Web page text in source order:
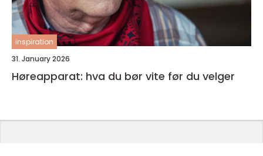
inspiration
31. January 2026
Høreapparat: hva du bør vite før du velger